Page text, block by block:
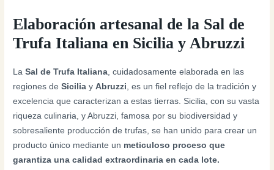
Elaboración artesanal de la Sal de
Trufa Italiana en Sicilia y Abruzzi
LaSal de Trufa Italiana, cuidadosamente elaborada en las
regiones deSicilia yAbruzzi, es un fiel reflejo de la tradición y
excelencia que caracterizan a estas tierras. Sicilia, con su vasta
riqueza culinaria, y Abruzzi, famosa por su biodiversidad y
sobresaliente producción de trufas, se han unido para crear un
producto único mediante un meticuloso proceso que
garantiza una calidad extraordinaria en cada lote.